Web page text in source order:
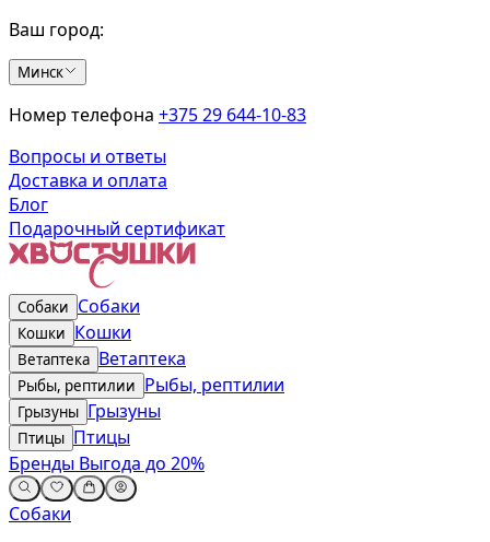
Ваш город:
Минск
Номер телефона +375 29 644-10-83
Вопросы и ответы
Доставка и оплата
Блог
Подарочный сертификат
Собаки Собаки
Кошки Кошки
Ветаптека Ветаптека
Рыбы, рептилии Рыбы, рептилии
Грызуны Грызуны
Птицы Птицы
Бренды Выгода до 20%
Собаки